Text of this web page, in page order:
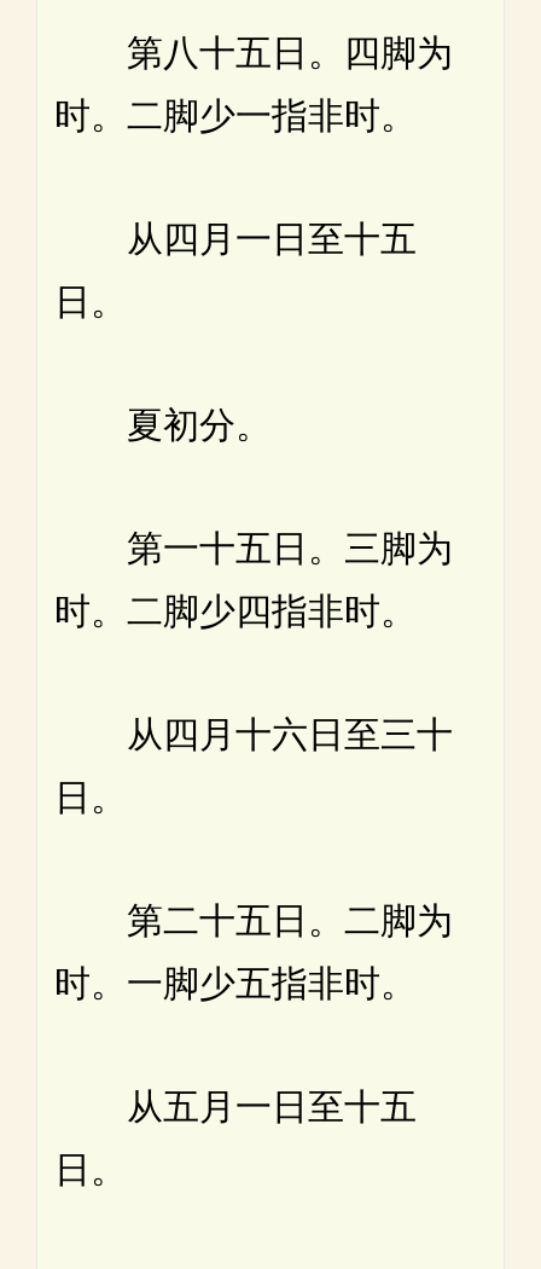
第八十五日。四脚为
时。二脚少一指非时。
从四月一日至十五
日。
夏初分。
第一十五日。三脚为
时。二脚少四指非时。
从四月十六日至三十
日。
第二十五日。二脚为
时。一脚少五指非时。
从五月一日至十五
日。